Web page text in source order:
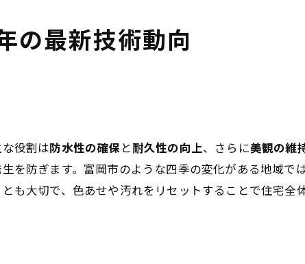
装について
装が選ばれる（求められる）理由について
の最新技術動向
役割は防水性の確保 と耐久性の向上、さらに美観の維
を防ぎます。富岡市のような四季の変化がある地域で
大切で、色あせや汚れをリセットすることで住宅全